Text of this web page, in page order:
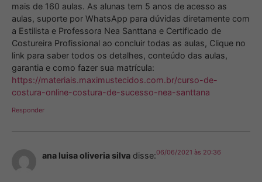
mais de 160 aulas. As alunas tem 5 anos de acesso as
aulas, suporte por WhatsApp para dúvidas diretamente com
a Estilista e Professora Nea Santtana e Certificado de
Costureira Profissional ao concluir todas as aulas, Clique no
link para saber todos os detalhes, conteúdo das aulas,
garantia e como fazer sua matrícula:
https://materiais.maximustecidos.com.br/curso-de-
costura-online-costura-de-sucesso-nea-santtana
Responder
ana luisa oliveria silva disse:06/06/2021 às 20:36